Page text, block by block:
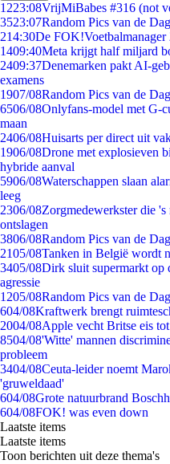
1223:08VrijMiBabes #316 (not
3523:07Random Pics van de
214:30De FOK!Voetbalmanager
1409:40Meta krijgt half miljard
2409:37Denemarken pakt AI-
examens
1907/08Random Pics van de
6506/08Onlyfans-model met G-
maan
2406/08Huisarts per direct uit
1906/08Drone met explosieven
hybride aanval
5906/08Waterschappen slaan
leeg
2306/08Zorgmedewerkster die
ontslagen
3806/08Random Pics van de
2105/08Tanken in België wordt
3405/08Dirk sluit supermarkt op
agressie
1205/08Random Pics van de
604/08Kraftwerk brengt
2004/08Apple vecht Britse eis
8504/08'Witte' mannen
probleem
3404/08Ceuta-leider noemt
'gruweldaad'
604/08Grote natuurbrand
604/08FOK! was even down
Laatste items
Laatste items
Toon berichten uit deze thema's